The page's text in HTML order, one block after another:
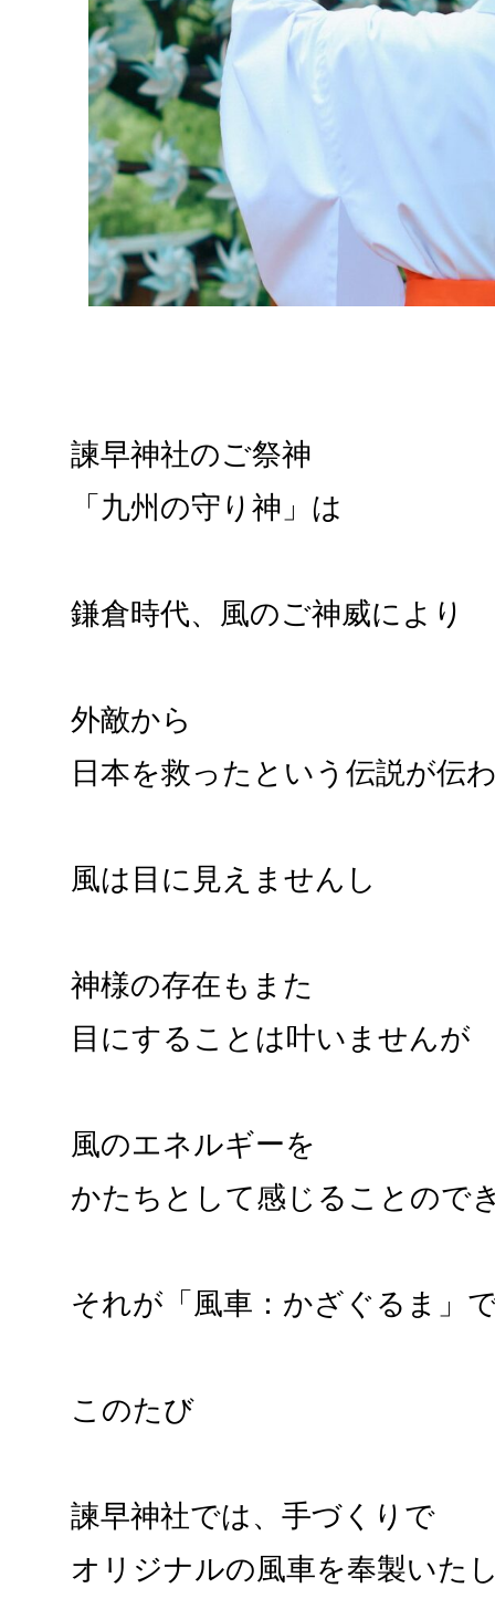
諫早神社のご祭神
「九州の守り神」は
鎌倉時代、風のご神威により
外敵から
日本を救ったという伝説が伝
風は目に見えませんし
神様の存在もまた
目にすることは叶いませんが
風のエネルギーを
かたちとして感じることので
それが「風車：かざぐるま」
このたび
諫早神社では、手づくりで
オリジナルの風車を奉製いた